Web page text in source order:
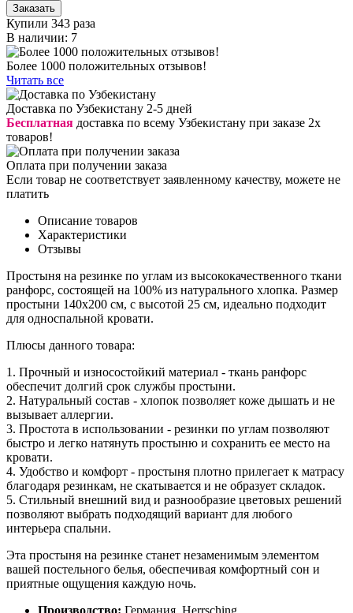
Заказать
Купили 343 раза
В наличии: 7
Более 1000 положительных отзывов!
Читать все
Доставка по Узбекистану 2-5 дней
Бесплатная доставка по всему Узбекистану при заказе 2х
товаров!
Оплата при получении заказа
Если товар не соответствует заявленному качеству, можете не
платить
Описание товаров
Характеристики
Отзывы
Простыня на резинке по углам из высококачественного ткани
ранфорс, состоящей на 100% из натурального хлопка. Размер
простыни 140x200 см, с высотой 25 см, идеально подходит
для односпальной кровати.
Плюсы данного товара:
1. Прочный и износостойкий материал - ткань ранфорс
обеспечит долгий срок службы простыни.
2. Натуральный состав - хлопок позволяет коже дышать и не
вызывает аллергии.
3. Простота в использовании - резинки по углам позволяют
быстро и легко натянуть простыню и сохранить ее место на
кровати.
4. Удобство и комфорт - простыня плотно прилегает к матрасу
благодаря резинкам, не скатывается и не образует складок.
5. Стильный внешний вид и разнообразие цветовых решений
позволяют выбрать подходящий вариант для любого
интерьера спальни.
Эта простыня на резинке станет незаменимым элементом
вашей постельного белья, обеспечивая комфортный сон и
приятные ощущения каждую ночь.
Производство: Германия, Herrsching